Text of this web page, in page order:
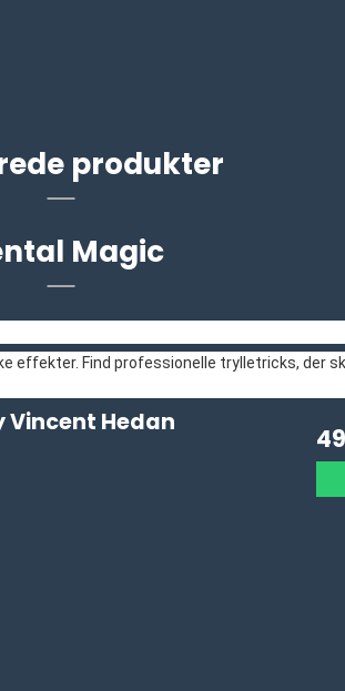
produkter
Magic
effekter. Find professionelle trylletricks, der
Vincent Hedan